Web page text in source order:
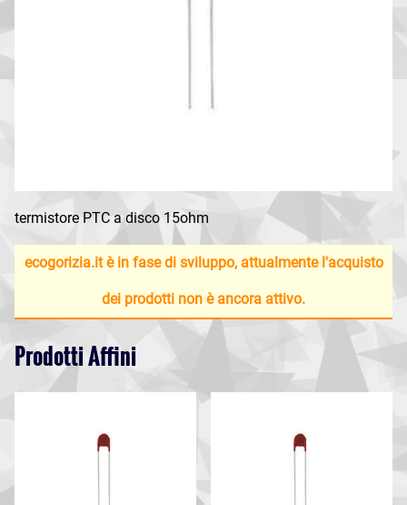
termistore PTC a disco 15ohm
ecogorizia.it è in fase di sviluppo, attualmente l'acquisto
dei prodotti non è ancora attivo.
Prodotti Affini